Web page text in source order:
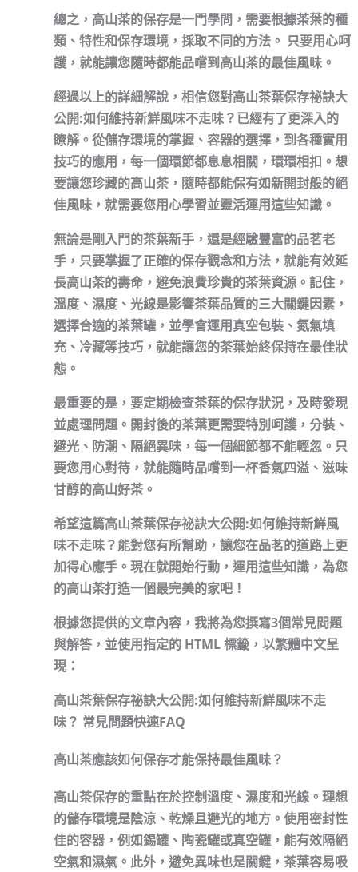
總之，高山茶的保存是一門學問，需要根據茶葉的種
類、特性和保存環境，採取不同的方法。 只要用心呵
護，就能讓您隨時都能品嚐到高山茶的最佳風味。
經過以上的詳細解說，相信您對高山茶葉保存祕訣大
公開:如何維持新鮮風味不走味？已經有了更深入的
瞭解。從儲存環境的掌握、容器的選擇，到各種實用
技巧的應用，每一個環節都息息相關，環環相扣。想
要讓您珍藏的高山茶，隨時都能保有如新開封般的絕
佳風味，就需要您用心學習並靈活運用這些知識。
無論是剛入門的茶葉新手，還是經驗豐富的品茗老
手，只要掌握了正確的保存觀念和方法，就能有效延
長高山茶的壽命，避免浪費珍貴的茶葉資源。記住，
溫度、濕度、光線是影響茶葉品質的三大關鍵因素，
選擇合適的茶葉罐，並學會運用真空包裝、氮氣填
充、冷藏等技巧，就能讓您的茶葉始終保持在最佳狀
態。
最重要的是，要定期檢查茶葉的保存狀況，及時發現
並處理問題。開封後的茶葉更需要特別呵護， 分裝、
避光、防潮、隔絕異味，每一個細節都不能輕忽。只
要您用心對待，就能隨時品嚐到一杯香氣四溢、滋味
甘醇的高山好茶。
希望這篇高山茶葉保存祕訣大公開:如何維持新鮮風
味不走味？能對您有所幫助，讓您在品茗的道路上更
加得心應手。現在就開始行動，運用這些知識，為您
的高山茶打造一個最完美的家吧！
根據您提供的文章內容，我將為您撰寫3個常見問題
與解答，並使用指定的 HTML 標籤，以繁體中文呈
現：
高山茶葉保存祕訣大公開:如何維持新鮮風味不走
味？ 常見問題快速FAQ
高山茶應該如何保存才能保持最佳風味？
高山茶保存的重點在於控制溫度、 濕度和光線。理想
的儲存環境是陰涼、乾燥且避光的地方。使用密封性
佳的容器，例如錫罐、陶瓷罐或真空罐，能有效隔絕
空氣和濕氣。此外， 避免異味也是關鍵，茶葉容易吸